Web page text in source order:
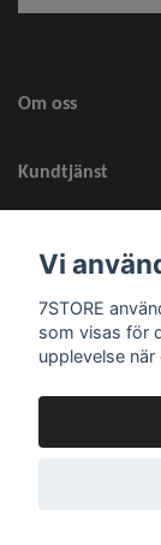
Om oss
Kundtjänst
Sociala medier
Vi
7STORE
som visas för
upplevelse